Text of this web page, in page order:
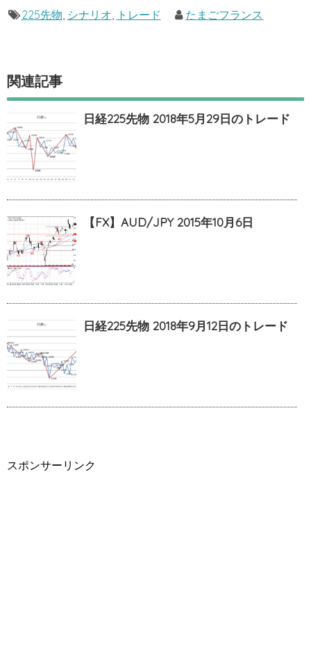
225先物, シナリオ, トレード たまごフランス
関連記事
日経225先物 2018年5月29日のトレード
【FX】AUD/JPY 2015年10月6日
日経225先物 2018年9月12日のトレード
スポンサーリンク